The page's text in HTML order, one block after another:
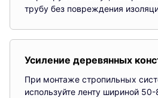
трубу без повреждения
Усиление деревянных
При монтаже стропильных
используйте ленту шириной